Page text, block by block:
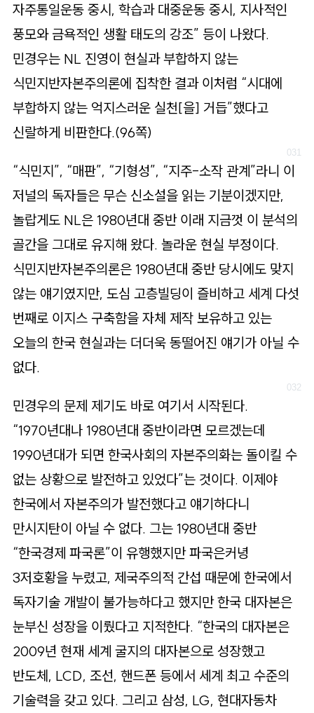
자주통일운동 중시, 학습과 대중운동 중시, 지사적인
풍모와 금욕적인 생활 태도의 강조” 등이 나왔다.
민경우는 NL 진영이 현실과 부합하지 않는
식민지반자본주의론에 집착한 결과 이처럼 “시대에
부합하지 않는 억지스러운 실천[을] 거듭”했다고
신랄하게 비판한다.(96쪽)
“식민지”, “매판”, “기형성”, “지주-소작 관계”라니 이
저널의 독자들은 무슨 신소설을 읽는 기분이겠지만,
놀랍게도 NL은 1980년대 중반 이래 지금껏 이 분석의
골간을 그대로 유지해 왔다. 놀라운 현실 부정이다.
식민지반자본주의론은 1980년대 중반 당시에도 맞지
않는 얘기였지만, 도심 고층빌딩이 즐비하고 세계 다섯
번째로 이지스 구축함을 자체 제작 보유하고 있는
오늘의 한국 현실과는 더더욱 동떨어진 얘기가 아닐 수
없다.
민경우의 문제 제기도 바로 여기서 시작된다.
“1970년대나 1980년대 중반이라면 모르겠는데
1990년대가 되면 한국사회의 자본주의화는 돌이킬 수
없는 상황으로 발전하고 있었다”는 것이다. 이제야
한국에서 자본주의가 발전했다고 얘기하다니
만시지탄이 아닐 수 없다. 그는 1980년대 중반
“한국경제 파국론”이 유행했지만 파국은커녕
3저호황을 누렸고, 제국주의적 간섭 때문에 한국에서
독자기술 개발이 불가능하다고 했지만 한국 대자본은
눈부신 성장을 이뤘다고 지적한다. “한국의 대자본은
2009년 현재 세계 굴지의 대자본으로 성장했고
반도체, LCD, 조선, 핸드폰 등에서 세계 최고 수준의
기술력을 갖고 있다. 그리고 삼성, LG, 현대자동차